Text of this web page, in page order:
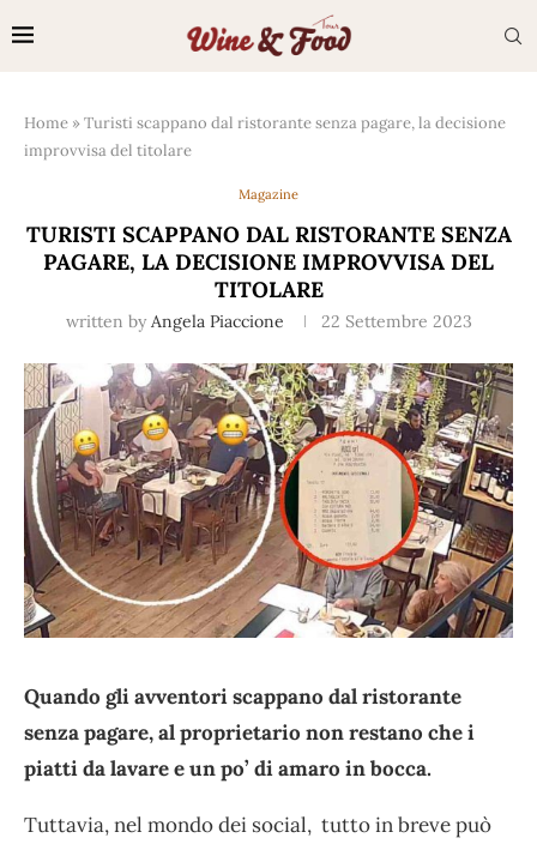
Home »Turisti scappano dal ristorante senza pagare, la decisione
improvvisa del titolare
Magazine
TURISTI SCAPPANO DAL RISTORANTE SENZA
PAGARE, LA DECISIONE IMPROVVISA DEL
TITOLARE
written by Angela Piaccione 22 Settembre 2023
Quando gli avventori scappano dal ristorante
senza pagare, al proprietario non restano che i
piatti da lavare e un po’ di amaro in bocca.
Tuttavia, nel mondo dei social, tutto in breve può